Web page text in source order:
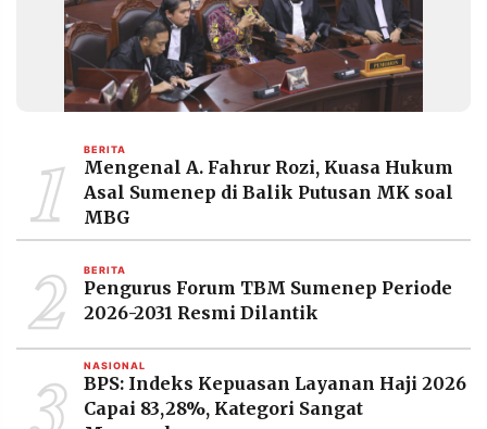
1 BERITA
Mengenal A. Fahrur Rozi, Kuasa Hukum
Asal Sumenep di Balik Putusan MK soal
MBG
2 BERITA
Pengurus Forum TBM Sumenep Periode
2026-2031 Resmi Dilantik
NASIONAL
BPS: Indeks Kepuasan Layanan Haji 2026
Capai 83,28%, Kategori Sangat